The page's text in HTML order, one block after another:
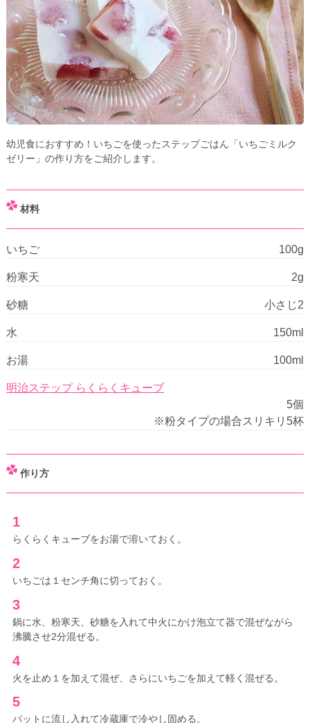
幼児食におすすめ！いちごを使ったステップごはん「いちごミルク
ゼリー」の作り方をご紹介します。
材料
いちご 100g
粉寒天 2g
砂糖 小さじ2
水 150ml
お湯 100ml
明治ステップ らくらくキューブ
5個
※粉タイプの場合スリキリ5杯
作り方
1
らくらくキューブをお湯で溶いておく。
2
いちごは１センチ角に切っておく。
3
鍋に水、粉寒天、砂糖を入れて中火にかけ泡立て器で混ぜながら
沸騰させ2分混ぜる。
4
火を止め１を加えて混ぜ、さらにいちごを加えて軽く混ぜる。
5
バットに流し入れて冷蔵庫で冷やし固める。